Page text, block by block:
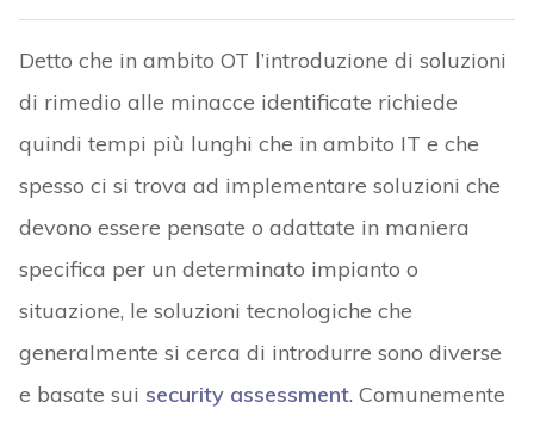
Detto che in ambito OT l’introduzione di soluzioni
di rimedio alle minacce identificate richiede
quindi tempi più lunghi che in ambito IT e che
spesso ci si trova ad implementare soluzioni che
devono essere pensate o adattate in maniera
specifica per un determinato impianto o
situazione, le soluzioni tecnologiche che
generalmente si cerca di introdurre sono diverse
e basate sui security assessment. Comunemente